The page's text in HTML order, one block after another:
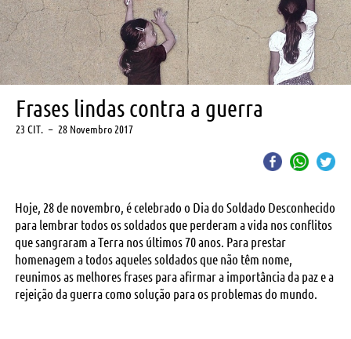
Frases lindas contra a guerra
23 CIT. – 28 Novembro 2017
Hoje, 28 de novembro, é celebrado o Dia do Soldado Desconhecido
para lembrar todos os soldados que perderam a vida nos conflitos
que sangraram a Terra nos últimos 70 anos. Para prestar
homenagem a todos aqueles soldados que não têm nome,
reunimos as melhores frases para afirmar a importância da paz e a
rejeição da guerra como solução para os problemas do mundo.